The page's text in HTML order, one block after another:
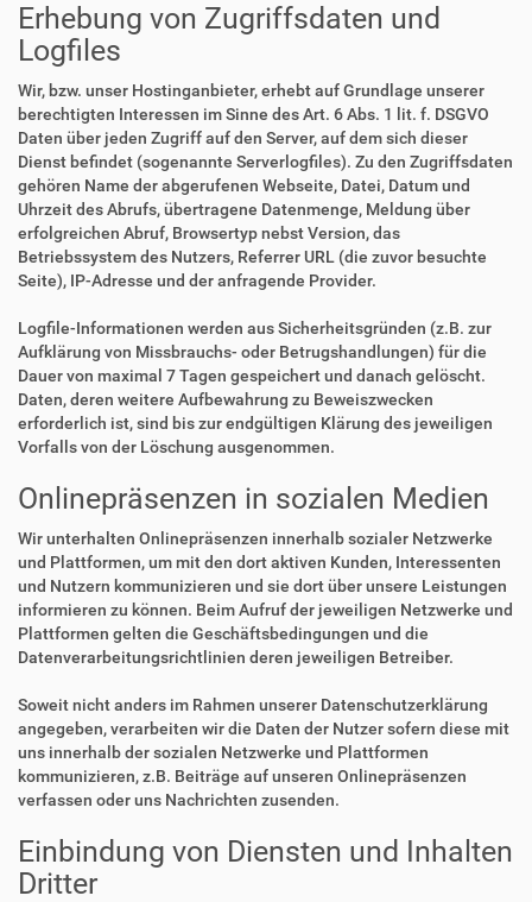
Erhebung von Zugriffsdaten und
Logfiles
Wir, bzw. unser Hostinganbieter, erhebt auf Grundlage unserer
berechtigten Interessen im Sinne des Art. 6 Abs. 1 lit. f. DSGVO
Daten über jeden Zugriff auf den Server, auf dem sich dieser
Dienst befindet (sogenannte Serverlogfiles). Zu den Zugriffsdaten
gehören Name der abgerufenen Webseite, Datei, Datum und
Uhrzeit des Abrufs, übertragene Datenmenge, Meldung über
erfolgreichen Abruf, Browsertyp nebst Version, das
Betriebssystem des Nutzers, Referrer URL (die zuvor besuchte
Seite), IP-Adresse und der anfragende Provider.
Logfile-Informationen werden aus Sicherheitsgründen (z.B. zur
Aufklärung von Missbrauchs- oder Betrugshandlungen) für die
Dauer von maximal 7 Tagen gespeichert und danach gelöscht.
Daten, deren weitere Aufbewahrung zu Beweiszwecken
erforderlich ist, sind bis zur endgültigen Klärung des jeweiligen
Vorfalls von der Löschung ausgenommen.
Onlinepräsenzen in sozialen Medien
Wir unterhalten Onlinepräsenzen innerhalb sozialer Netzwerke
und Plattformen, um mit den dort aktiven Kunden, Interessenten
und Nutzern kommunizieren und sie dort über unsere Leistungen
informieren zu können. Beim Aufruf der jeweiligen Netzwerke und
Plattformen gelten die Geschäftsbedingungen und die
Datenverarbeitungsrichtlinien deren jeweiligen Betreiber.
Soweit nicht anders im Rahmen unserer Datenschutzerklärung
angegeben, verarbeiten wir die Daten der Nutzer sofern diese mit
uns innerhalb der sozialen Netzwerke und Plattformen
kommunizieren, z.B. Beiträge auf unseren Onlinepräsenzen
verfassen oder uns Nachrichten zusenden.
Einbindung von Diensten und Inhalten
Dritter